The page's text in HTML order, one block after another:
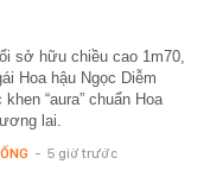
sở hữu chiều cao 1m70,
Hoa hậu Ngọc Diễm
“aura” chuẩn Hoa
lai.
- 5 giờ trước